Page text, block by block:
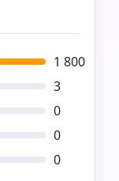
1 800
3
0
0
0